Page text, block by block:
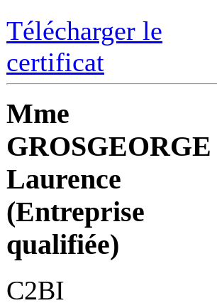
Télécharger le
certificat
Mme
GROSGEORGE
Laurence
(Entreprise
qualifiée)
C2BI